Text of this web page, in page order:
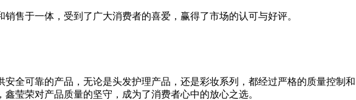
售于一体，受到了广大消费者的喜爱，赢得了市场的认可与好评。
全可靠的产品，无论是头发护理产品，还是彩妆系列，都经过严格的质量控制和
莹荣对产品质量的坚守，成为了消费者心中的放心之选。